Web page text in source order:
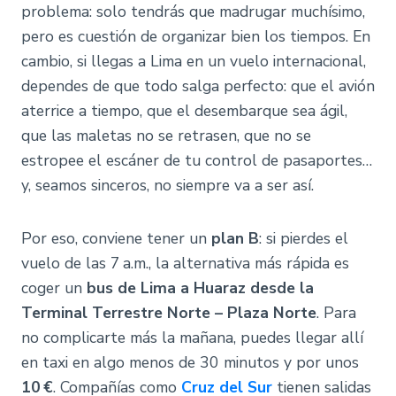
problema: solo tendrás que madrugar muchísimo,
pero es cuestión de organizar bien los tiempos. En
cambio, si llegas a Lima en un vuelo internacional,
dependes de que todo salga perfecto: que el avión
aterrice a tiempo, que el desembarque sea ágil,
que las maletas no se retrasen, que no se
estropee el escáner de tu control de pasaportes…
y, seamos sinceros, no siempre va a ser así.
Por eso, conviene tener un plan B: si pierdes el
vuelo de las 7 a.m., la alternativa más rápida es
coger un bus de Lima a Huaraz desde la
Terminal Terrestre Norte – Plaza Norte. Para
no complicarte más la mañana, puedes llegar allí
en taxi en algo menos de 30 minutos y por unos
10 €. Compañías como Cruz del Sur tienen salidas